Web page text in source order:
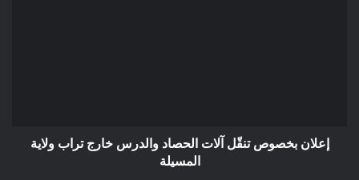
المسيلةإعلان بخصوص تنقّل آلات الحصاد والدرس خارج تراب ولاية
المسيلة